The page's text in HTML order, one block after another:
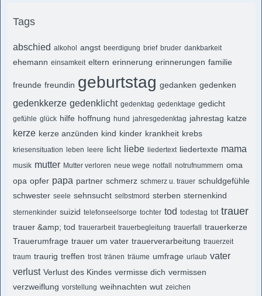
Tags
abschied alkohol angst beerdigung brief bruder dankbarkeit
ehemann einsamkeit eltern erinnerung erinnerungen familie
freunde freundin geburtstag gedanken gedenken
gedenkkerze gedenklicht gedenktag gedenktage gedicht
gefühle glück hilfe hoffnung hund jahresgedenktag jahrestag katze
kerze kerze anzünden kind kinder krankheit krebs
kriesensituation leben leere licht liebe liedertext liedertexte mama
musik mutter Mutter verloren neue wege notfall notrufnummern oma
opa opfer papa partner schmerz schmerz u. trauer schuldgefühle
schwester seele sehnsucht selbstmord sterben sternenkind
sternenkinder suizid telefonseelsorge tochter tod todestag tot trauer
trauer &amp; tod trauerarbeit trauerbegleitung trauerfall
trauerkerze
Trauerumfrage trauer um vater trauerverarbeitung trauerzeit
traum traurig treffen trost tränen träume umfrage urlaub vater
verlust Verlust des Kindes vermisse dich vermissen
verzweiflung vorstellung weihnachten wut zeichen